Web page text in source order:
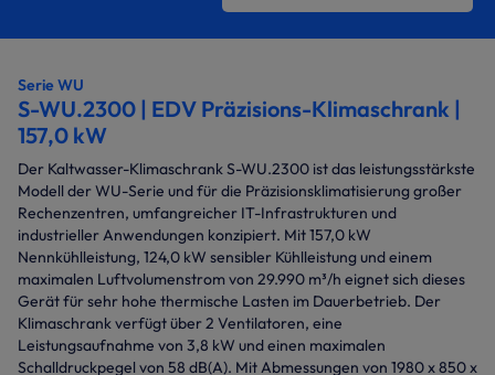
Serie WU
S-WU.2300 | EDV Präzisions-Klimaschrank |
157,0 kW
Der Kaltwasser-Klimaschrank S-WU.2300 ist das leistungsstärkste
Modell der WU-Serie und für die Präzisionsklimatisierung großer
Rechenzentren, umfangreicher IT-Infrastrukturen und
industrieller Anwendungen konzipiert. Mit 157,0 kW
Nennkühlleistung, 124,0 kW sensibler Kühlleistung und einem
maximalen Luftvolumenstrom von 29.990 m³/h eignet sich dieses
Gerät für sehr hohe thermische Lasten im Dauerbetrieb. Der
Klimaschrank verfügt über 2 Ventilatoren, eine
Leistungsaufnahme von 3,8 kW und einen maximalen
Schalldruckpegel von 58 dB(A). Mit Abmessungen von 1980 x 850 x